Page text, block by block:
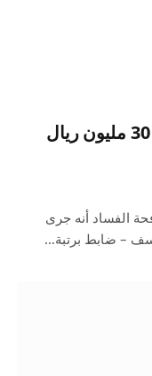
القبض على ضابط متقاعد تسلّم 30 مليون ريال
الفساد أنه جرى
– ضابط برتبة…